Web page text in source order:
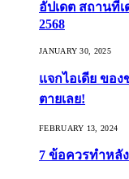
อัปเดต สถานที่
2568
JANUARY 30, 2025
แจกไอเดีย ขอ
ตายเลย!
FEBRUARY 13, 2024
7 ข้อควรทำหลั